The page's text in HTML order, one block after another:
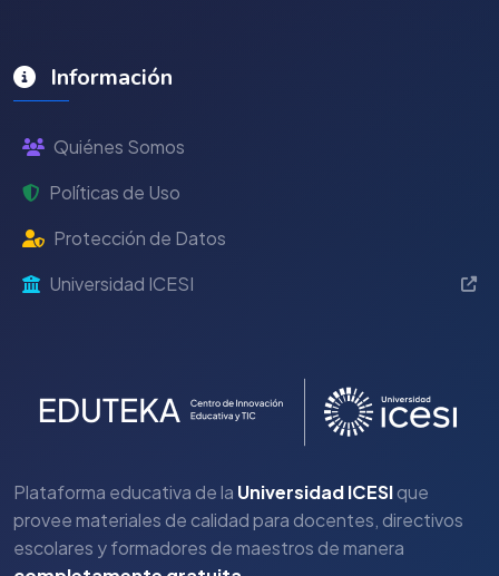
Información
Quiénes Somos
Políticas de Uso
Protección de Datos
Universidad ICESI
Plataforma educativa de la Universidad ICESIque
provee materiales de calidad para docentes, directivos
escolares y formadores de maestros de manera